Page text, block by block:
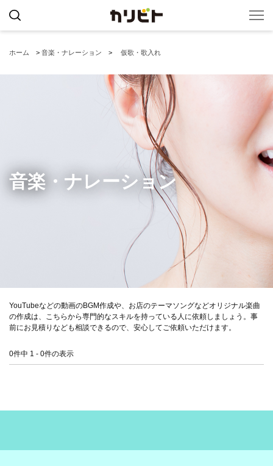
ホーム > 音楽・ナレーション > 仮歌・歌入れ
音楽・ナレーション
YouTubeなどの動画のBGM作成や、お店のテーマソングなどオリジナル楽曲
の作成は、こちらから専門的なスキルを持っている人に依頼しましょう。事
前にお見積りなども相談できるので、安心してご依頼いただけます。
0件中 1 - 0件の表示